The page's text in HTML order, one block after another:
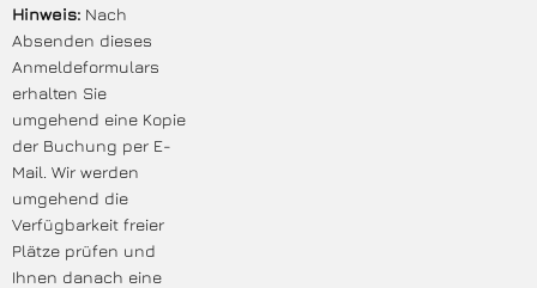
Hinweis: Nach
Absenden dieses
Anmeldeformulars
erhalten Sie
umgehend eine Kopie
der Buchung per E-
Mail. Wir werden
umgehend die
Verfügbarkeit freier
Plätze prüfen und
Ihnen danach eine